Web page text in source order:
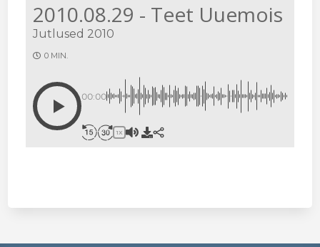
2010.08.29 - Teet Uuemois
Jutlused 2010
0 MIN.
00:00
1X